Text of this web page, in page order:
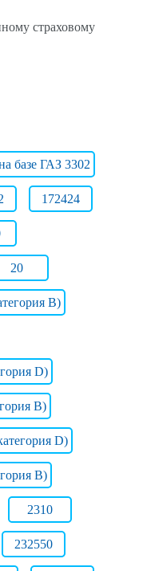
страховому
базе ГАЗ 3302
172424
20
B)
D)
В)
D)
В)
2310
232550